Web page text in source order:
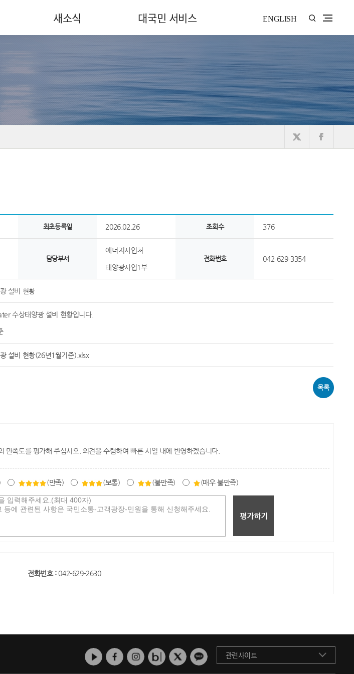
새소식 대국민 서비스 ENGLISH
최초등록일 2026.02.26 조회수 376
담당부서
에너지사업처
태양광사업1부
전화번호 042-629-3354
설비 현황
수상태양광 설비 현황입니다.
설비 현황(26년1월기준).xlsx
목록
만족도를 평가해 주십시오. 의견을 수렴하여 빠른 시일 내에 반영하겠습니다.
(만족) (보통) (불만족) (매우 불만족)
전화번호 : 042-629-2630
관련사이트